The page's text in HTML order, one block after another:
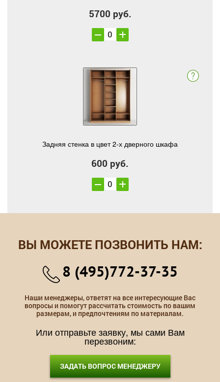
5700 руб.
Задняя стенка в цвет 2-х дверного шкафа
600 руб.
ВЫ МОЖЕТЕ ПОЗВОНИТЬ НАМ:
8 (495)772-37-35
Наши менеджеры, ответят на все интересующие Вас
вопросы и помогут рассчитать стоимость по вашим
размерам, и предпочтениям по материалам.
Или отправьте заявку, мы сами Вам
перезвоним:
ЗАДАТЬ ВОПРОС МЕНЕДЖЕРУ